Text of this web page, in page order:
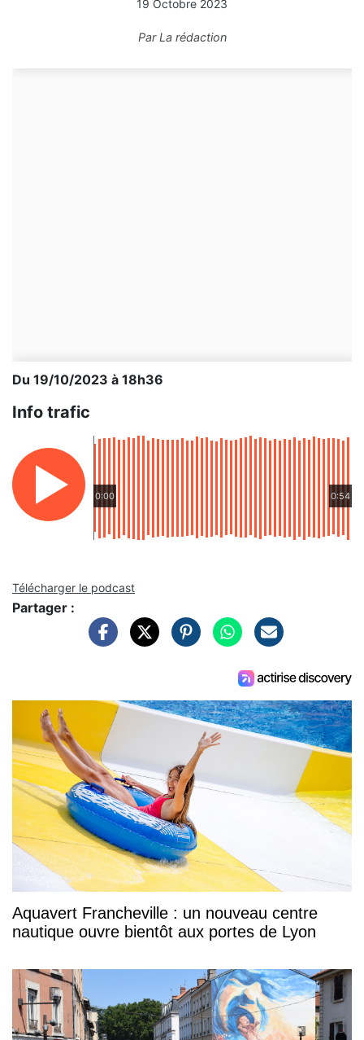
19 Octobre 2023
ParLa rédaction
Du 19/10/2023 à 18h36
Info trafic
0:00 0:54
Télécharger le podcast
Partager :
Aquavert Francheville : un nouveau centre
nautique ouvre bientôt aux portes de Lyon